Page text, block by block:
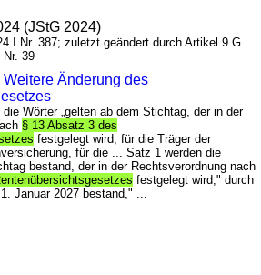
(JStG 2024)
I Nr. 387; zuletzt geändert durch Artikel 9 G.
39
Änderung des
die Wörter „gelten ab dem Stichtag, der in der
§ 13 Absatz 3 des
festgelegt wird, für die Träger der
für die ... Satz 1 werden die
bestand, der in der Rechtsverordnung nach
festgelegt wird," durch
Januar 2027 bestand," ...